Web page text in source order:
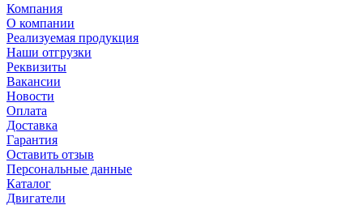
Компания
О компании
Реализуемая продукция
Наши отгрузки
Реквизиты
Вакансии
Новости
Оплата
Доставка
Гарантия
Оставить отзыв
Персональные данные
Каталог
Двигатели